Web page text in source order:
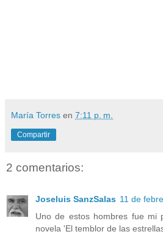
María Torres en 7:11 p. m.
Compartir
2 comentarios:
Joseluis SanzSalas 11 de
Uno de estos hombres fue mi
novela 'El temblor de las